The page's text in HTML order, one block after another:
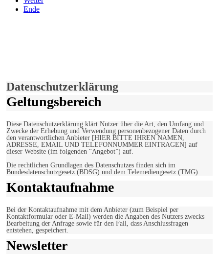
Ende
Datenschutzerklärung
Geltungsbereich
Diese Datenschutzerklärung klärt Nutzer über die Art, den Umfang und
Zwecke der Erhebung und Verwendung personenbezogener Daten durch
den verantwortlichen Anbieter [HIER BITTE IHREN NAMEN,
ADRESSE, EMAIL UND TELEFONNUMMER EINTRAGEN] auf
dieser Website (im folgenden “Angebot”) auf.
Die rechtlichen Grundlagen des Datenschutzes finden sich im
Bundesdatenschutzgesetz (BDSG) und dem Telemediengesetz (TMG).
Kontaktaufnahme
Bei der Kontaktaufnahme mit dem Anbieter (zum Beispiel per
Kontaktformular oder E-Mail) werden die Angaben des Nutzers zwecks
Bearbeitung der Anfrage sowie für den Fall, dass Anschlussfragen
entstehen, gespeichert.
Newsletter